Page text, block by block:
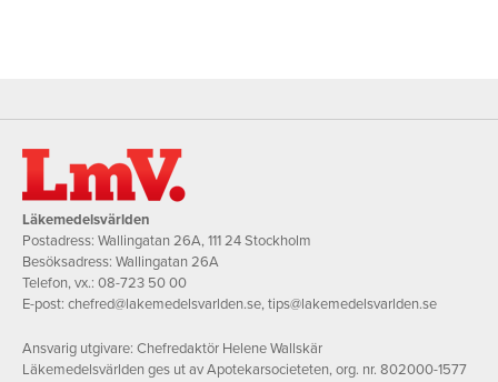
Läkemedelsvärlden
Postadress: Wallingatan 26A, 111 24 Stockholm
Besöksadress: Wallingatan 26A
Telefon, vx.: 08-723 50 00
E-post: chefred@lakemedelsvarlden.se,tips@lakemedelsvarlden.se
Ansvarig utgivare: Chefredaktör Helene Wallskär
Läkemedelsvärlden ges ut av Apotekarsocieteten, org. nr. 802000-1577